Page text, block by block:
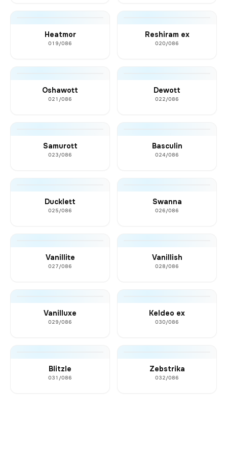
Heatmor
019/086
Reshiram ex
020/086
Oshawott
021/086
Dewott
022/086
Samurott
023/086
Basculin
024/086
Ducklett
025/086
Swanna
026/086
Vanillite
027/086
Vanillish
028/086
Vanilluxe
029/086
Keldeo ex
030/086
Blitzle
031/086
Zebstrika
032/086